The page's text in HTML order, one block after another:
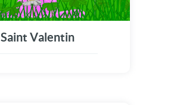
Saint Valentin